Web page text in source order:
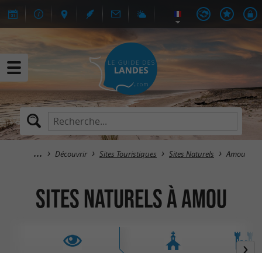
Découvrir Sites Touristiques Sites Naturels Amou
Sites Naturels à Amou